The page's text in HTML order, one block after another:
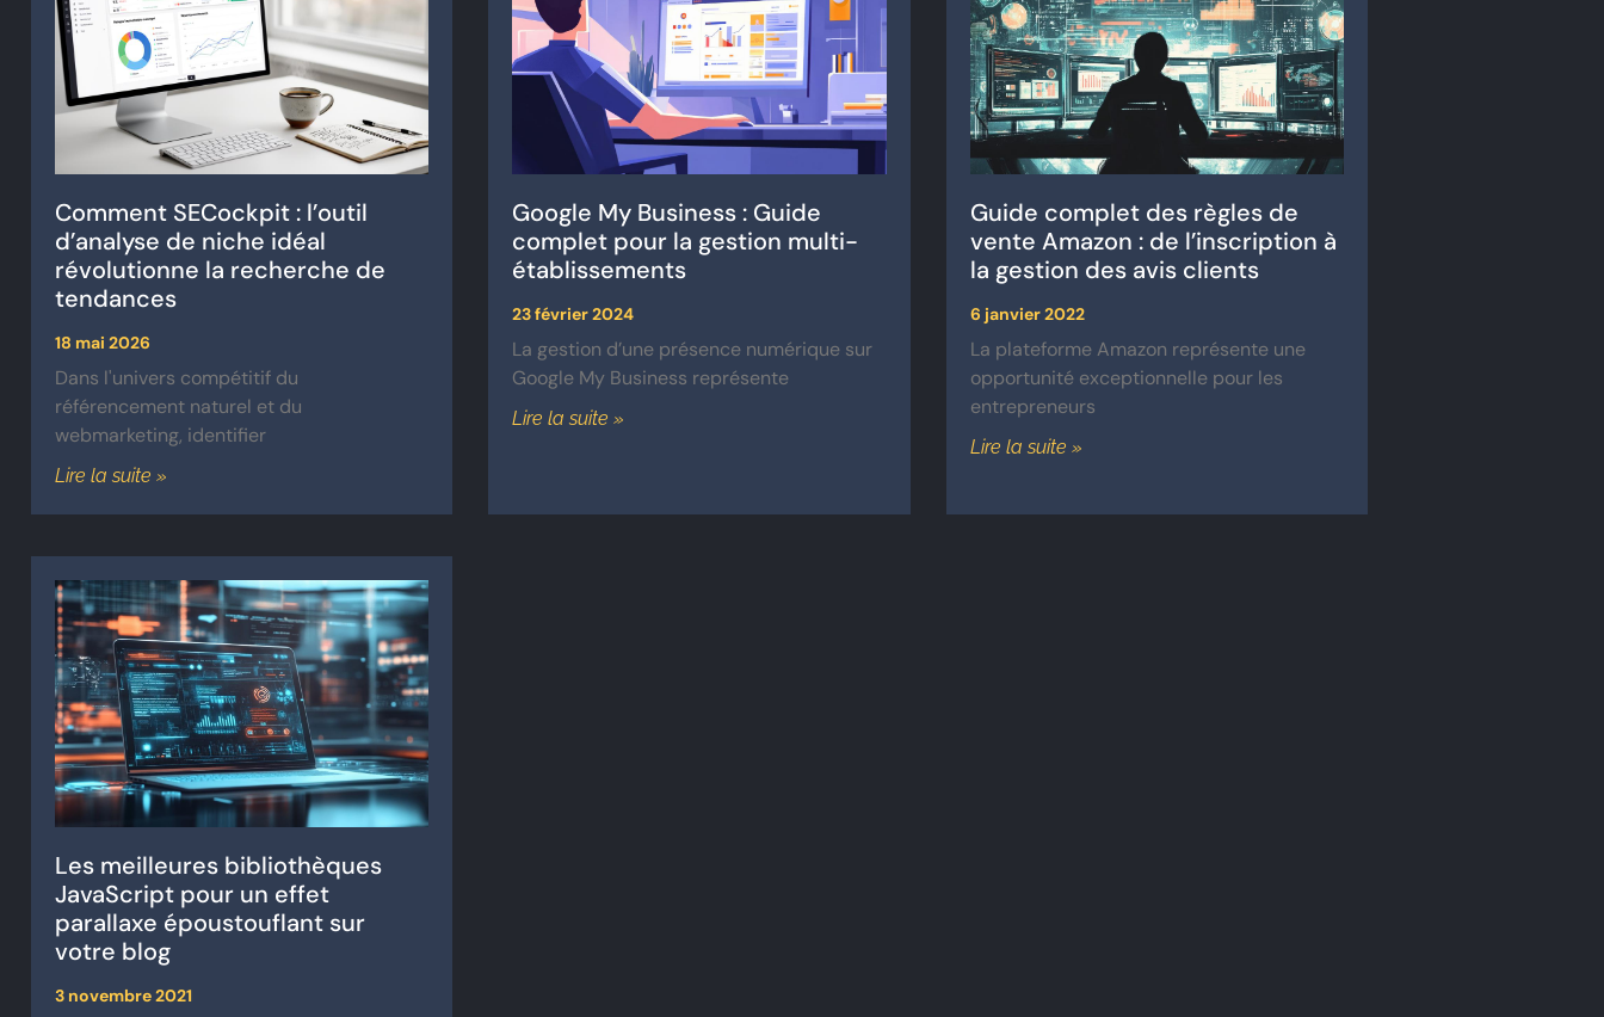
Comment SECockpit : l’outil
d’analyse de niche idéal
révolutionne la recherche de
tendances
18 mai 2026
Dans l'univers compétitif du
référencement naturel et du
webmarketing, identifier
Lire la suite »
Google My Business : Guide
complet pour la gestion multi-
établissements
23 février 2024
La gestion d’une présence numérique sur
Google My Business représente
Lire la suite »
Guide complet des règles de
vente Amazon : de l’inscription à
la gestion des avis clients
6 janvier 2022
La plateforme Amazon représente une
opportunité exceptionnelle pour les
entrepreneurs
Lire la suite »
Les meilleures bibliothèques
JavaScript pour un effet
parallaxe époustouflant sur
votre blog
3 novembre 2021